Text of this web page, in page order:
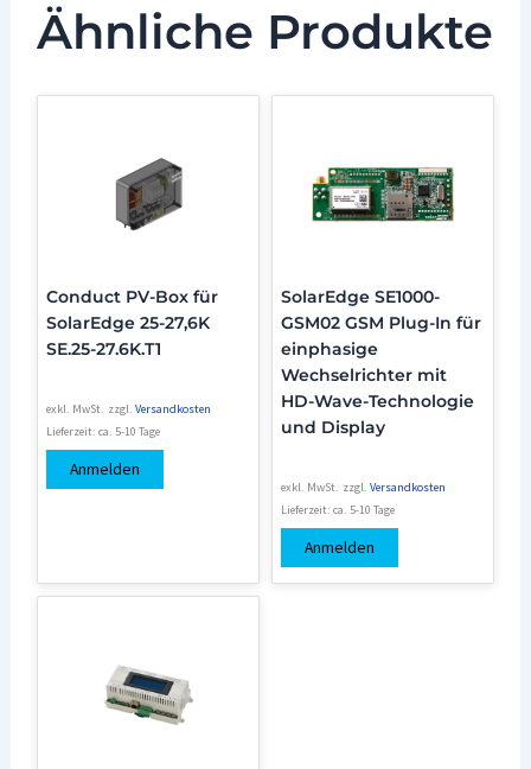
Ähnliche Produkte
Conduct PV-Box für
SolarEdge 25-27,6K
SE.25-27.6K.T1
exkl. MwSt. zzgl.Versandkosten
Lieferzeit:ca. 5-10 Tage
Anmelden
SolarEdge SE1000-
GSM02 GSM Plug-In für
einphasige
Wechselrichter mit
HD-Wave-Technologie
und Display
exkl. MwSt. zzgl. Versandkosten
Lieferzeit: ca. 5-10 Tage
Anmelden